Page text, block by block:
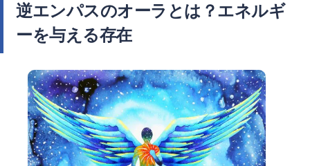
逆エンパスのオーラとは？エネルギ
ーを与える存在